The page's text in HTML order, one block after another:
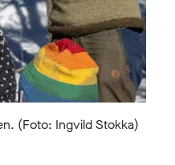
(Foto: Ingvild Stokka)